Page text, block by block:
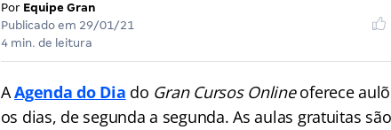
Por Equipe Gran
Publicado em 29/01/21
4 min. de leitura
AAgenda do Dia do Gran Cursos Onlineoferece
os dias, de segunda a segunda. As aulas gratuitas